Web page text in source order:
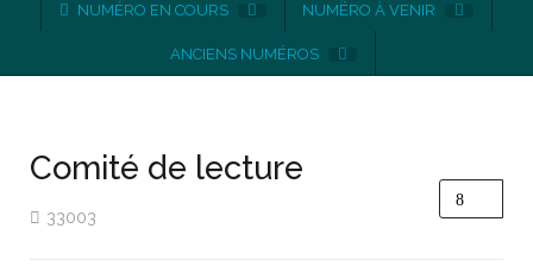
NUMÉRO EN COURS NUMÉRO À VENIR
ANCIENS NUMÉROS
Comité de lecture
33003